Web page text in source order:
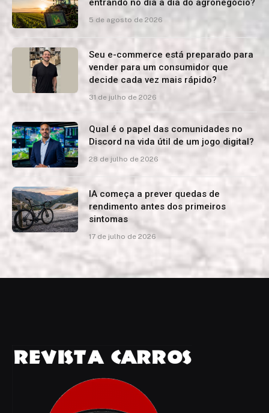
entrando no dia a dia do agronegócio?
5 de agosto de 2026
Seu e-commerce está preparado para
vender para um consumidor que
decide cada vez mais rápido?
31 de julho de 2026
Qual é o papel das comunidades no
Discord na vida útil de um jogo digital?
28 de julho de 2026
IA começa a prever quedas de
rendimento antes dos primeiros
sintomas
17 de julho de 2026